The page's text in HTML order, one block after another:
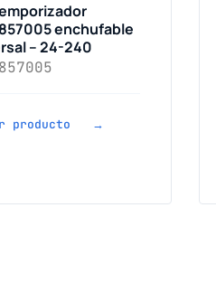
enchufable
– 24-240
producto →